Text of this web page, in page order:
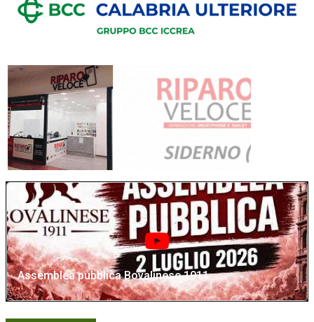
Assemblea pubblica Bovalinese 1911